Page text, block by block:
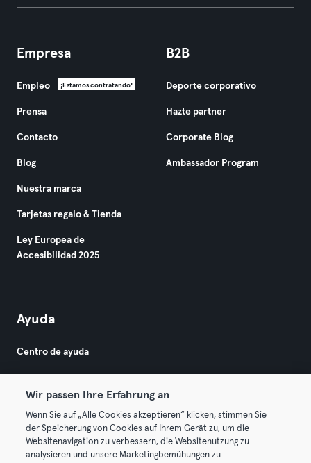
Empresa
Empleo ¡Estamos contratando!
Prensa
Contacto
Blog
Nuestra marca
Tarjetas regalo & Tienda
Ley Europea de
Accesibilidad 2025
B2B
Deporte corporativo
Hazte partner
Corporate Blog
Ambassador Program
Ayuda
Centro de ayuda
© 2026 Urban Sports Group GmbH. All rights reserved.
Wir passen Ihre Erfahrung an
Wenn Sie auf „Alle Cookies akzeptieren“ klicken, stimmen Sie
der Speicherung von Cookies auf Ihrem Gerät zu, um die
Websitenavigation zu verbessern, die Websitenutzung zu
analysieren und unsere Marketingbemühungen zu